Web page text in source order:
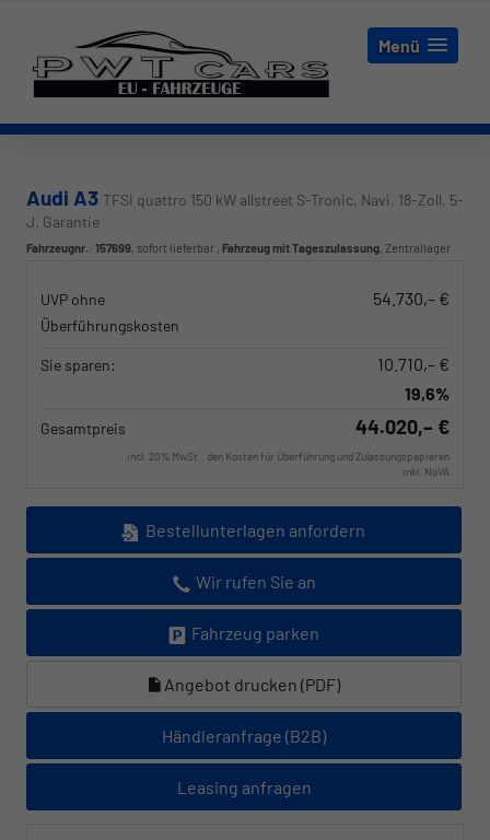
Menü
Audi A3 TFSI quattro 150 kW allstreet S-Tronic, Navi, 18-Zoll, 5-
J. Garantie
Fahrzeugnr.: 157699, sofort lieferbar , Fahrzeug mit Tageszulassung, Zentrallager
UVP ohne
Überführungskosten
54.730,– €
Sie sparen:
10.710,– €
19,6%
Gesamtpreis 44.020,– €
incl. 20% MwSt., den Kosten für Überführung und Zulassungspapieren
inkl. NoVA
Bestellunterlagen anfordern
Wir rufen Sie an
Fahrzeug parken
Angebot drucken (PDF)
Händleranfrage (B2B)
Leasing anfragen